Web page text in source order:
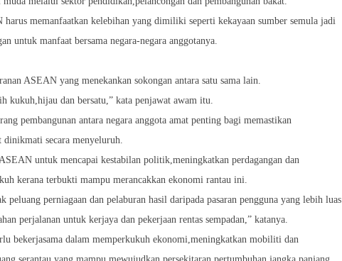
memanfaatkan kelebihan yang dimiliki seperti kekayaan sumber semula jadi
untuk manfaat bersama negara-negara anggotanya.
ASEAN yang menekankan sokongan antara satu sama lain.
kukuh,hijau dan bersatu,” kata penjawat awam itu.
pembangunan antara negara anggota amat penting bagi memastikan
dinikmati secara menyeluruh.
untuk mencapai kestabilan politik,meningkatkan perdagangan dan
kerana terbukti mampu merancakkan ekonomi rantau ini.
perniagaan dan pelaburan hasil daripada pasaran pengguna yang lebih luas
perjalanan untuk kerjaya dan pekerjaan rentas sempadan,” katanya.
bekerjasama dalam memperkukuh ekonomi,meningkatkan mobiliti dan